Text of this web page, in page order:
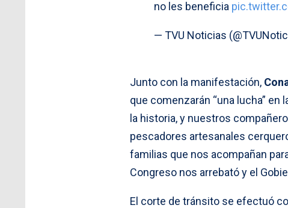
no les beneficia
— TVU Noticias
Junto con la manifestación,
que comenzarán “una lucha” en
la historia, y nuestros
pescadores artesanales
familias que nos acompañan
Congreso nos arrebató y el
El corte de tránsito se efectuó